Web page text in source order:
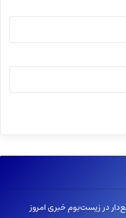
در زیست‌بوم خبری امروز